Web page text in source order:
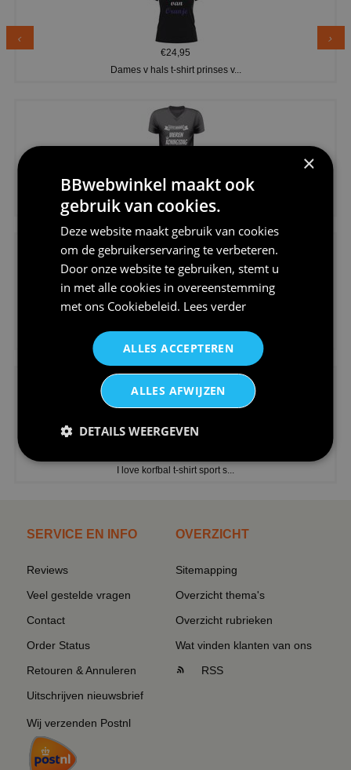
€24,95
Dames v hals t-shirt prinses v...
€24,95
Koningsdag shirt heren v-hals ...
I love korfbal t-shirt sport s...
SERVICE EN INFO
Reviews
Veel gestelde vragen
Contact
Order Status
Retouren & Annuleren
Uitschrijven nieuwsbrief
Wij verzenden Postnl
OVERZICHT
Sitemapping
Overzicht thema's
Overzicht rubrieken
Wat vinden klanten van ons
RSS
×
BBwebwinkel maakt ook
gebruik van cookies.
Deze website maakt gebruik van cookies
om de gebruikerservaring te verbeteren.
Door onze website te gebruiken, stemt u
in met alle cookies in overeenstemming
met ons Cookiebeleid. Lees verder
ALLES ACCEPTEREN
ALLES AFWIJZEN
DETAILS WEERGEVEN